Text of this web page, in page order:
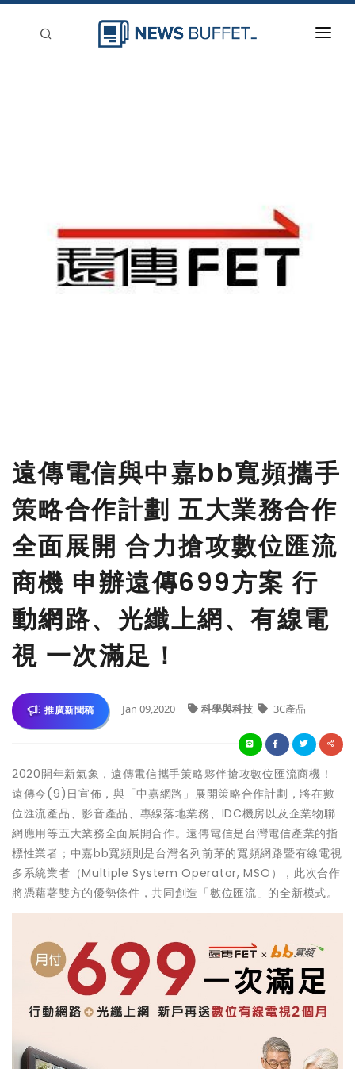
遠傳電信與中嘉bb寬頻攜手
策略合作計劃 五大業務合作
全面展開 合力搶攻數位匯流
商機 申辦遠傳699方案 行
動網路、光纖上網、有線電
視 一次滿足！
推廣新聞稿 Jan 09,2020 科學與科技 3C產品
2020開年新氣象，遠傳電信攜手策略夥伴搶攻數位匯流商機！
遠傳今(9)日宣佈，與「中嘉網路」展開策略合作計劃，將在數
位匯流產品、影音產品、專線落地業務、IDC機房以及企業物聯
網應用等五大業務全面展開合作。遠傳電信是台灣電信產業的指
標性業者；中嘉bb寬頻則是台灣名列前茅的寬頻網路暨有線電視
多系統業者（Multiple System Operator, MSO），此次合作
將憑藉著雙方的優勢條件，共同創造「數位匯流」的全新模式。